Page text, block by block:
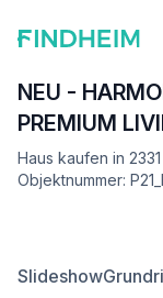
NEU -
PREMIUM
Haus kaufen in
Objektnummer:
Slideshow